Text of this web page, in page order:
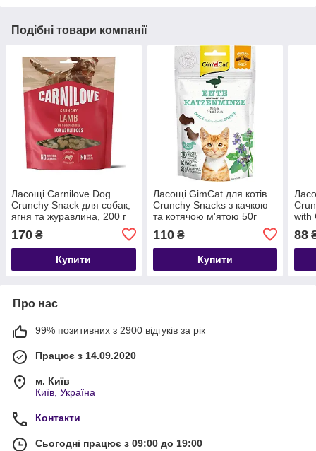
Подібні товари компанії
Ласощі Carnilove Dog
Crunchy Snack для собак,
ягня та журавлина, 200 г
170 ₴
Купити
Ласощі GimCat для котів
Crunchy Snacks з качкою
та котячою м'ятою 50г
110₴
Купити
with
88
Про нас
99% позитивних з 2900 відгуків за рік
Працює з 14.09.2020
м. Київ
Київ, Україна
Контакти
Сьогодні працює з 09:00 до 19:00